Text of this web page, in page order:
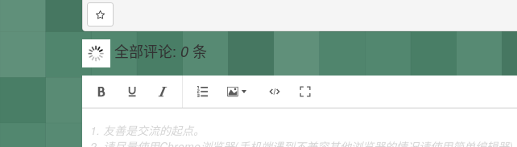
全部评论: 0 条
1. 友善是交流的起点。